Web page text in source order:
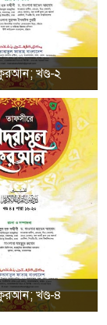
খণ্ড-২
খণ্ড-৪